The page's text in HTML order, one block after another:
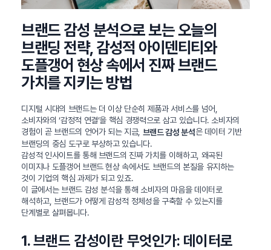
브랜드 감성 분석으로 보는 오늘의
브랜딩 전략, 감성적 아이덴티티와
도플갱어 현상 속에서 진짜 브랜드
가치를 지키는 방법
디지털 시대의 브랜드는 더 이상 단순히 제품과 서비스를 넘어,
소비자와의 ‘감정적 연결’을 핵심 경쟁력으로 삼고 있습니다. 소비자의
경험이 곧 브랜드의 언어가 되는 지금, 브랜드 감성 분석은 데이터 기반
브랜딩의 중심 도구로 부상하고 있습니다.
감성적 인사이트를 통해 브랜드의 진짜 가치를 이해하고, 왜곡된
이미지나 도플갱어 브랜드 현상 속에서도 브랜드의 본질을 유지하는
것이 기업의 핵심 과제가 되고 있죠.
이 글에서는 브랜드 감성 분석을 통해 소비자의 마음을 데이터로
해석하고, 브랜드가 어떻게 감성적 정체성을 구축할 수 있는지를
단계별로 살펴봅니다.
1. 브랜드 감성이란 무엇인가: 데이터로